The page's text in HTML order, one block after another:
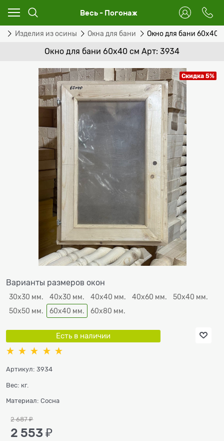
Весь - Погонаж
Изделия из осины Окна для бани Окно для бани 60х40
Окно для бани 60х40 см Арт: 3934
Скидка 5%
Варианты размеров окон
30х30 мм. 40х30 мм. 40х40 мм. 40х60 мм.
50х40 мм.
50х50 мм.
60х40 мм. 60х80 мм.
Есть в наличии
Артикул: 3934
Вес: кг.
Материал: Сосна
2 687 ₽
2 553 ₽